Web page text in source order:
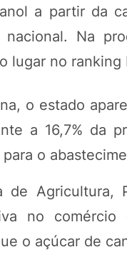
a partir da
nacional. Na
lugar no ranking
o estado
a 16,7% da
o
de Agricultura,
no
o açúcar de